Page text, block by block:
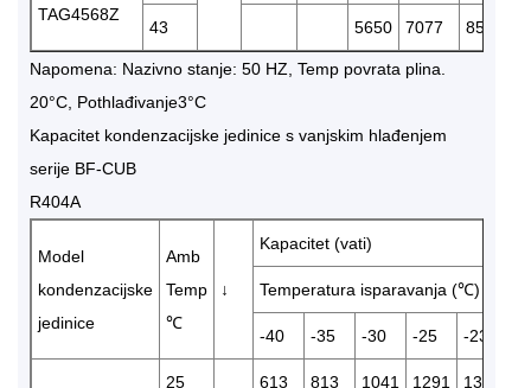
TAG4568Z
43 5650 7077 8586
Napomena: Nazivno stanje: 50 HZ, Temp povrata plina.
20°C, Pothlađivanje3°C
Kapacitet kondenzacijske jedinice s vanjskim hlađenjem
serije BF-CUB
R404A
Model
kondenzacijske
jedinice
Amb
Temp
℃
↓
Kapacitet (vati)
Temperatura isparavanja (℃)
-40 -35 -30 -25 -23.3
25 613 813 1041 1291 1381